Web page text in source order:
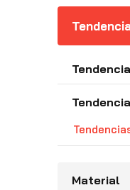
Material